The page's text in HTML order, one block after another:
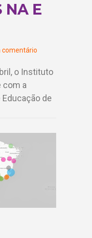
NA E
comentário
o Instituto
com a
de